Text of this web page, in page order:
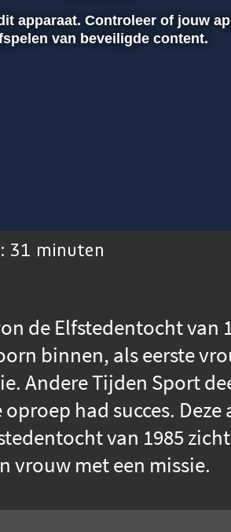
apparaat. Controleer of jouw
van beveiligde content.
31 minuten
de Elfstedentocht van
binnen, als eerste
Andere Tijden Sport
had succes.
van 1985
vrouw met een missie.